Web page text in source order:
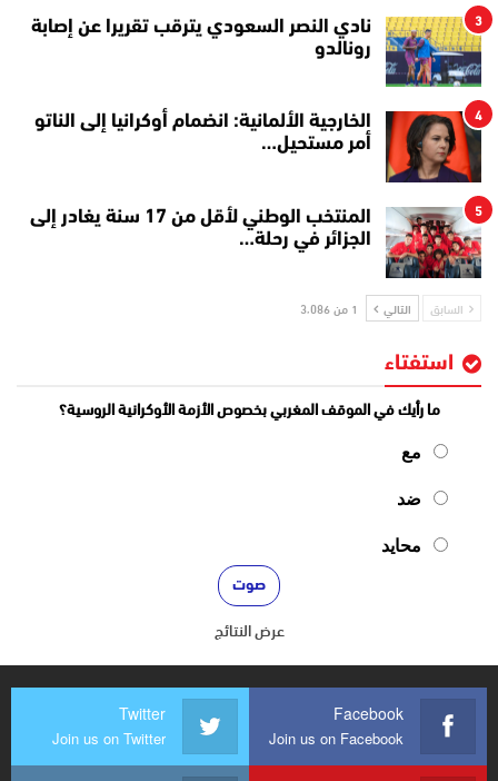
3
نادي النصر السعودي يترقب تقريرا عن إصابة
رونالدو
4
الخارجية الألمانية: انضمام أوكرانيا إلى الناتو
أمر مستحيل…
5
المنتخب الوطني لأقل من 17 سنة يغادر إلى
الجزائر في رحلة…
السابق التالي 1 من 3٬086
استفتاء
ما رأيك في الموقف المغربي بخصوص الأزمة الأوكرانية الروسية؟
مع
ضد
محايد
عرض النتائج
Facebook
Join us on Facebook
Twitter
Join us on Twitter